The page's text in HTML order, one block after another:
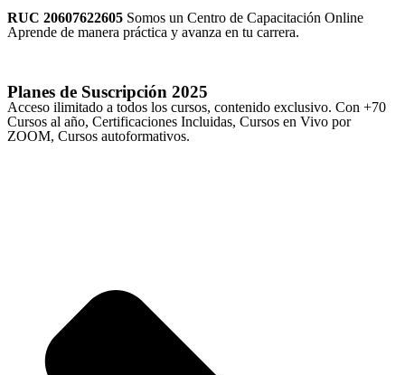
RUC 20607622605 Somos un Centro de Capacitación Online
Aprende de manera práctica y avanza en tu carrera.
Planes de Suscripción 2025
Acceso ilimitado a todos los cursos, contenido exclusivo. Con +70
Cursos al año, Certificaciones Incluidas, Cursos en Vivo por
ZOOM, Cursos autoformativos.